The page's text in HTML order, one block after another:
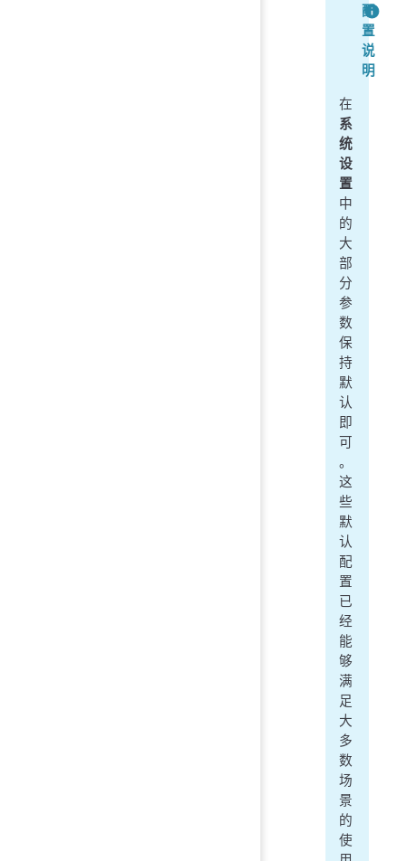
配
置
说
明
在
系
统
设
置
中
的
大
部
分
参
数
保
持
默
认
即
可
。
这
些
默
认
配
置
已
经
能
够
满
足
大
多
数
场
景
的
使